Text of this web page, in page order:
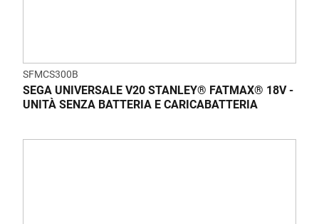
SFMCS300B
SEGA UNIVERSALE V20 STANLEY® FATMAX® 18V -
UNITÀ SENZA BATTERIA E CARICABATTERIA